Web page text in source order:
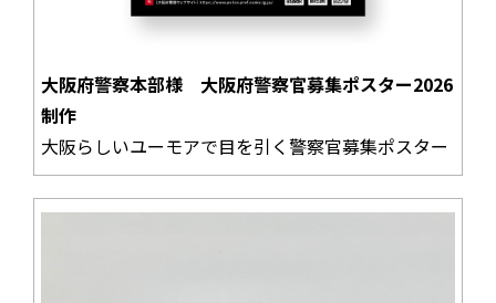
大阪府警察本部様 大阪府警察官募集ポスター2026
制作
大阪らしいユーモアで目を引く警察官募集ポスター